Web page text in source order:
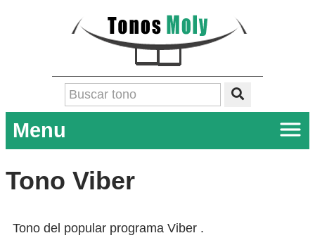
Menu
Tono Viber
Tono del popular programa Viber .